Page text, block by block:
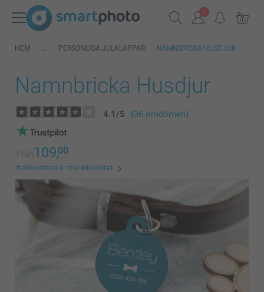
HEM PERSONLIGA JULKLAPPAR NAMNBRICKA HUSDJUR
Namnbricka Husdjur
4.1/5 (36 omdömen)
Från109,00
fraktkostnad är inte inkluderat